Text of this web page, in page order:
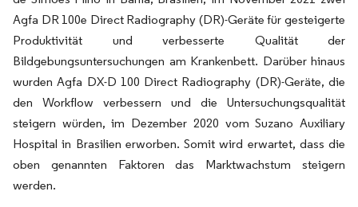
Agfa DR 100e Direct Radiography (DR)-Geräte für gesteigerte
Produktivität und verbesserte Qualität der
Bildgebungsuntersuchungen am Krankenbett. Darüber hinaus
wurden Agfa DX-D 100 Direct Radiography (DR)-Geräte, die
den Workflow verbessern und die Untersuchungsqualität
steigern würden, im Dezember 2020 vom Suzano Auxiliary
Hospital in Brasilien erworben. Somit wird erwartet, dass die
oben genannten Faktoren das Marktwachstum steigern
werden.